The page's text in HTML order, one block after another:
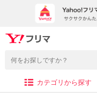
カテゴリから探す